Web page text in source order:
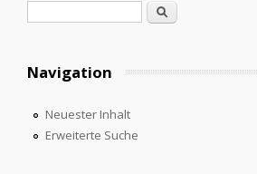
Suche
Navigation
Neuester Inhalt
Erweiterte Suche